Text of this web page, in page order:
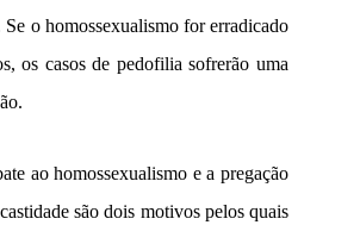
Se o homossexualismo for erradicado
os casos de pedofilia sofrerão uma
ao homossexualismo e a pregação
são dois motivos pelos quais